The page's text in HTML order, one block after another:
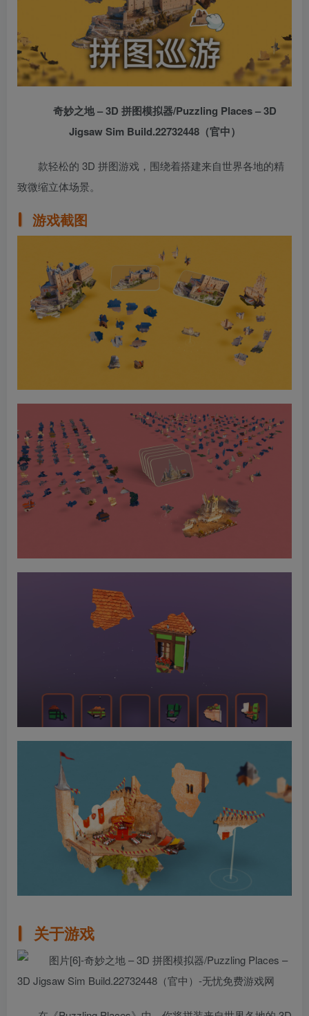
奇妙之地 – 3D 拼图模拟器/Puzzling Places – 3D
Jigsaw Sim Build.22732448（官中）
款轻松的 3D 拼图游戏，围绕着搭建来自世界各地的精
致微缩立体场景。
游戏截图
关于游戏